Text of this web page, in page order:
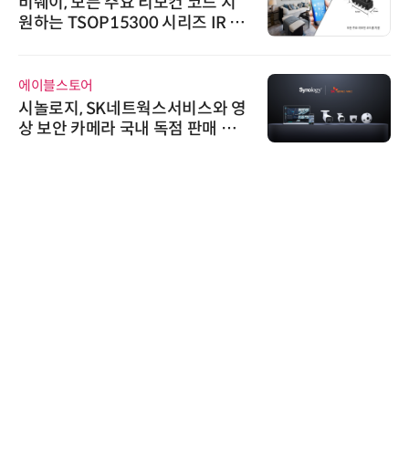
원하는 TSOP15300 시리즈 IR 수
에이블스토어
시놀로지, SK네트웍스서비스와 영
상 보안 카메라 국내 독점 판매 파